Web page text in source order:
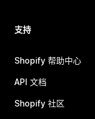
支持
Shopify 帮助中心
API 文档
Shopify 社区